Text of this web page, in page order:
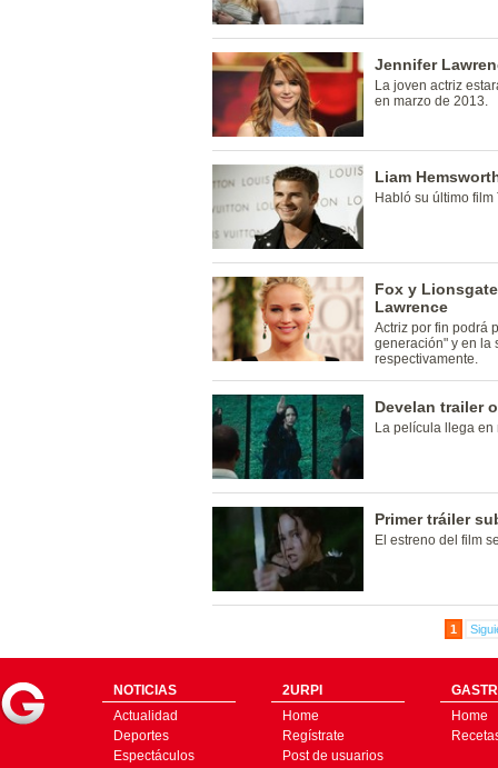
Jennifer
La joven actriz
en marzo de 2013.
Liam
Habló su último
Fox y
Lawrence
Actriz por fin podrá
generación" y en la
respectivamente.
Develan trailer
La película llega en
Primer tráiler
El estreno del film
1
NOTICIAS
Actualidad
Deportes
Espectáculos
2URPI
Home
Regístrate
Post de usuarios
Home